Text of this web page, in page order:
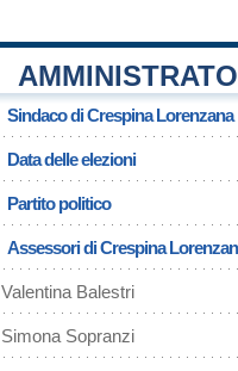
Sindaco di Crespina Lorenzana
Data delle elezioni
Partito politico
Assessori di Crespina
Valentina Balestri
Simona Sopranzi